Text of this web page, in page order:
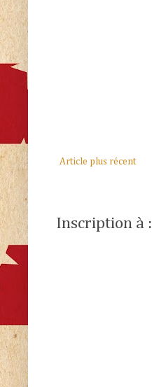
Article plus récent
Inscription à :